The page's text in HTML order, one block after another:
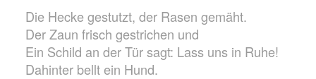
Die Hecke gestutzt, der Rasen gemäht.
Der Zaun frisch gestrichen und
Ein Schild an der Tür sagt: Lass uns in Ruhe!
Dahinter bellt ein Hund.